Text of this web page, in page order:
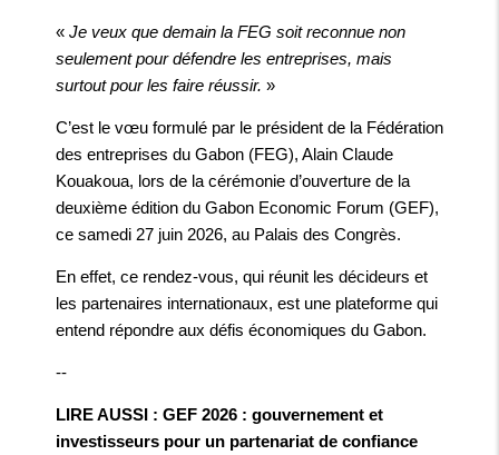
« Je veux que demain la FEG soit reconnue non
seulement pour défendre les entreprises, mais
surtout pour les faire réussir. »
C’est le vœu formulé par le président de la Fédération
des entreprises du Gabon (FEG), Alain Claude
Kouakoua, lors de la cérémonie d’ouverture de la
deuxième édition du Gabon Economic Forum (GEF),
ce samedi 27 juin 2026, au Palais des Congrès.
En effet, ce rendez-vous, qui réunit les décideurs et
les partenaires internationaux, est une plateforme qui
entend répondre aux défis économiques du Gabon.
--
LIRE AUSSI : GEF 2026 : gouvernement et
investisseurs pour un partenariat de confiance